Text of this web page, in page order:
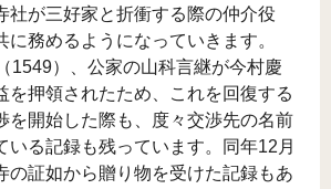
社が三好家と折衝する際の仲介役
に務めるようになっていきます。
1549）、公家の山科言継が今村慶
を押領されたため、これを回復する
を開始した際も、度々交渉先の名前
いる記録も残っています。同年12月
の証如から贈り物を受けた記録もあ